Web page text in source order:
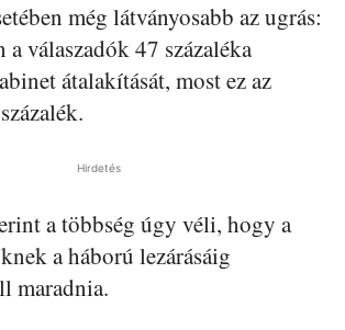
még látványosabb az ugrás:
válaszadók 47 százaléka
átalakítását, most ez az
Hirdetés
a többség úgy véli, hogy a
a háború lezárásáig
maradnia.